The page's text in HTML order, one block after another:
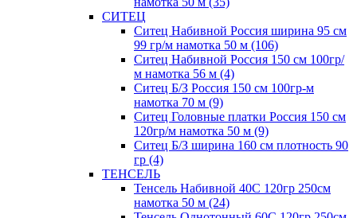
СИТЕЦ
Ситец Набивной Россия ширина 95 см
99 гр/м намотка 50 м (106)
Ситец Набивной Россия 150 см 100гр/
м намотка 56 м (4)
Ситец Б/З Россия 150 см 100гр-м
намотка 70 м (9)
Ситец Головные платки Россия 150 см
120гр/м намотка 50 м (9)
Ситец Б/З ширина 160 см плотность 90
гр (4)
ТЕНСЕЛЬ
Тенсель Набивной 40С 120гр 250см
намотка 50 м (24)